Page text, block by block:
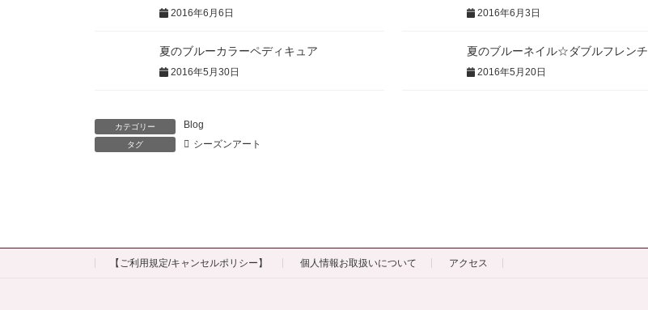
2016年6月6日 2016年6月3日
夏のブルーカラーペディキュア
2016年5月30日
夏のブルーネイル☆ダブルフレンチ
2016年5月20日
カテゴリー Blog
タグ シーズンアート
【ご利用規定/キャンセルポリシー】 個人情報お取扱いについて アクセス